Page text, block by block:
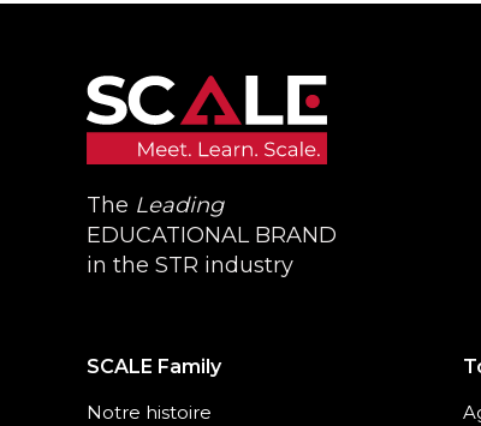
The Leading
EDUCATIONAL BRAND
in the STR industry
SCALE Family
Notre histoire